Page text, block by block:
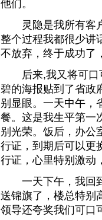
他们。
灵隐是我所有客户
整个过程我都很少讲
不放弃，终于成功了
后来,我又将可口
碧的海报贴到了省政
别显眼。一天中午，
餐。这是我生平第一
别光荣。饭后，办公
行证，到期后可以更
行证，心里特别激动
一天下午，我回到
送锦旗了，楼总特别
领导还夸奖我们可口